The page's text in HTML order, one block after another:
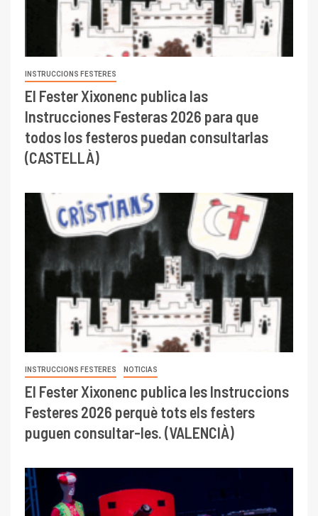
INSTRUCCIONS FESTERES
El Fester Xixonenc publica las
Instrucciones Festeras 2026 para que
todos los festeros puedan consultarlas
(CASTELLÀ)
INSTRUCCIONS FESTERES NOTICIAS
El Fester Xixonenc publica les Instruccions
Festeres 2026 perquè tots els festers
puguen consultar-les. (VALENCIÀ)